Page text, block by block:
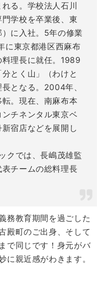
る。学校法人石川
学校を卒業後、東
に入社。5年の修業
に東京都港区西麻布
理長に就任。1989
とく山」（わけと
となる。2004年、
転。現在、南麻布本
チネンタル東京ベ
宿店などを展開し
クでは、長嶋茂雄監
チームの総料理長
務教育期間を過ごした
殿町のご出身、そして
で同じです！身元がバ
に親近感がわきます。